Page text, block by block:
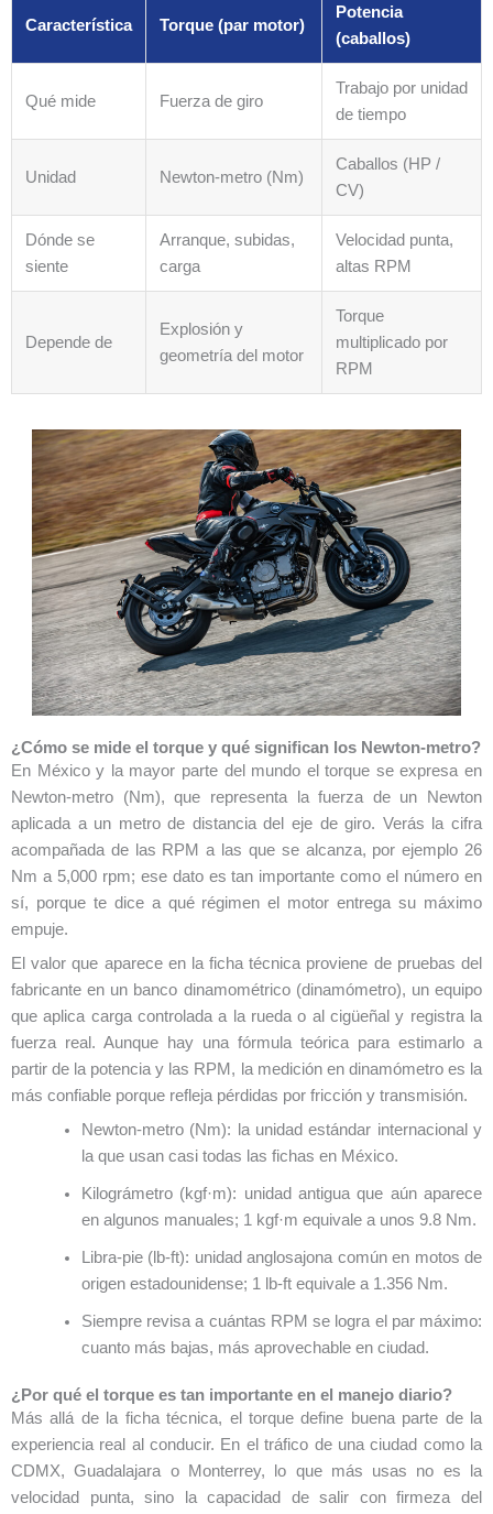
Característica Torque (par motor)
Potencia
(caballos)
Qué mide Fuerza de giro
Trabajo por unidad
de tiempo
Unidad Newton-metro (Nm)
Caballos (HP /
CV)
Dónde se
siente
Arranque, subidas,
carga
Velocidad punta,
altas RPM
Depende de
Explosión y
geometría del motor
Torque
multiplicado por
RPM
¿Cómo se mide el torque y qué significan los Newton-metro?
En México y la mayor parte del mundo el torque se expresa en
Newton-metro (Nm), que representa la fuerza de un Newton
aplicada a un metro de distancia del eje de giro. Verás la cifra
acompañada de las RPM a las que se alcanza, por ejemplo 26
Nm a 5,000 rpm; ese dato es tan importante como el número en
sí, porque te dice a qué régimen el motor entrega su máximo
empuje.
El valor que aparece en la ficha técnica proviene de pruebas del
fabricante en un banco dinamométrico (dinamómetro), un equipo
que aplica carga controlada a la rueda o al cigüeñal y registra la
fuerza real. Aunque hay una fórmula teórica para estimarlo a
partir de la potencia y las RPM, la medición en dinamómetro es la
más confiable porque refleja pérdidas por fricción y transmisión.
Newton-metro (Nm): la unidad estándar internacional y
la que usan casi todas las fichas en México.
Kilográmetro (kgf·m): unidad antigua que aún aparece
en algunos manuales; 1 kgf·m equivale a unos 9.8 Nm.
Libra-pie (lb-ft): unidad anglosajona común en motos de
origen estadounidense; 1 lb-ft equivale a 1.356 Nm.
Siempre revisa a cuántas RPM se logra el par máximo:
cuanto más bajas, más aprovechable en ciudad.
¿Por qué el torque es tan importante en el manejo diario?
Más allá de la ficha técnica, el torque define buena parte de la
experiencia real al conducir. En el tráfico de una ciudad como la
CDMX, Guadalajara o Monterrey, lo que más usas no es la
velocidad punta, sino la capacidad de salir con firmeza del